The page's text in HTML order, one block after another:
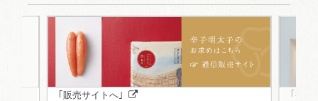
｢販売サイトへ｣ ｢福岡